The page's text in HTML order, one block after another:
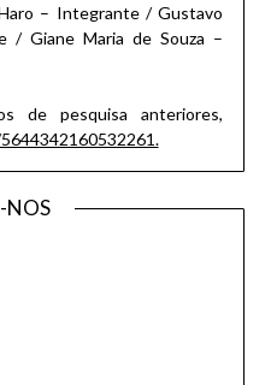
– Integrante / Gustavo
/ Giane Maria de Souza –
de pesquisa anteriores,
NOS